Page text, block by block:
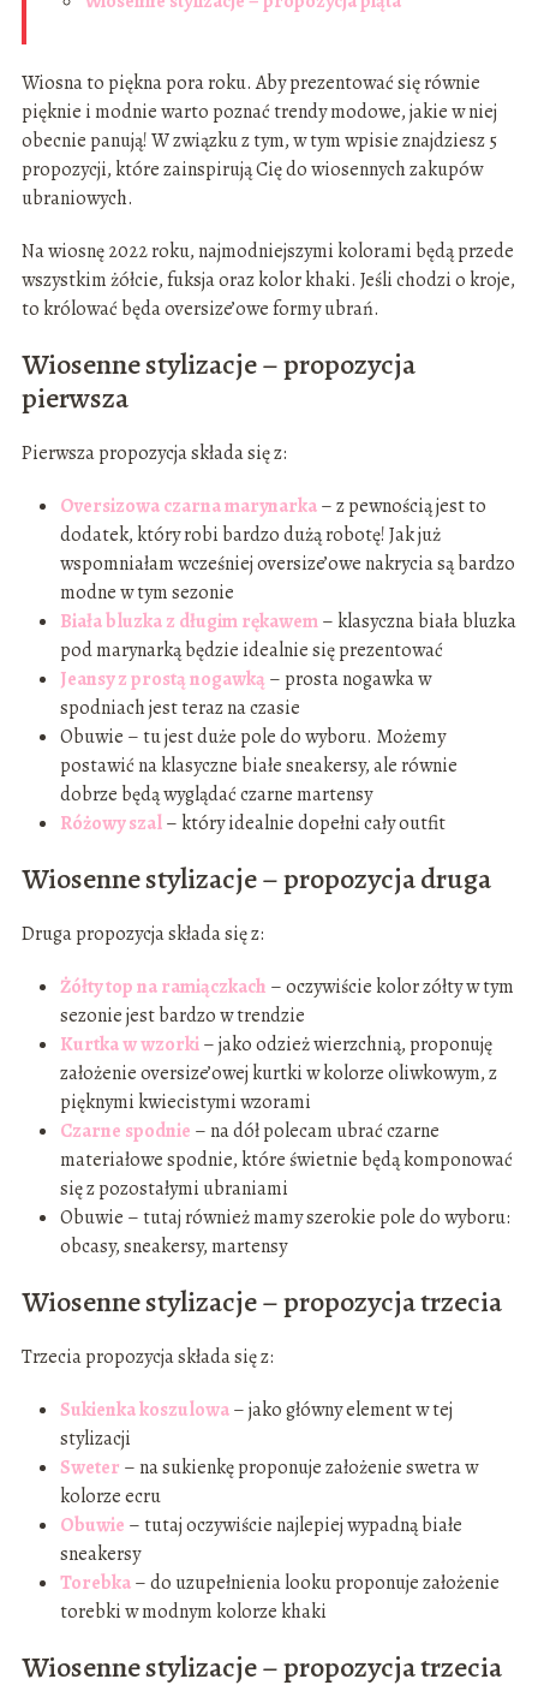
Wiosna to piękna pora roku. Aby prezentować się równie
pięknie i modnie warto poznać trendy modowe, jakie w niej
obecnie panują! W związku z tym, w tym wpisie znajdziesz 5
propozycji, które zainspirują Cię do wiosennych zakupów
ubraniowych.
Na wiosnę 2022 roku, najmodniejszymi kolorami będą przede
wszystkim żółcie, fuksja oraz kolor khaki. Jeśli chodzi o kroje,
to królować będa oversize’owe formy ubrań.
Wiosenne stylizacje – propozycja
pierwsza
Pierwsza propozycja składa się z:
Oversizowa czarna marynarka– z pewnością jest to
dodatek, który robi bardzo dużą robotę! Jak już
wspomniałam wcześniej oversize’owe nakrycia są bardzo
modne w tym sezonie
Biała bluzka z długim rękawem– klasyczna biała bluzka
pod marynarką będzie idealnie się prezentować
Jeansy z prostą nogawką– prosta nogawka w
spodniach jest teraz na czasie
Obuwie – tu jest duże pole do wyboru. Możemy
postawić na klasyczne białe sneakersy, ale równie
dobrze będą wyglądać czarne martensy
Różowy szal– który idealnie dopełni cały outfit
Wiosenne stylizacje – propozycja druga
Druga propozycja składa się z:
Żółty top na ramiączkach – oczywiście kolor zółty w tym
sezonie jest bardzo w trendzie
Kurtka w wzorki– jako odzież wierzchnią, proponuję
założenie oversize’owej kurtki w kolorze oliwkowym, z
pięknymi kwiecistymi wzorami
Czarne spodnie – na dół polecam ubrać czarne
materiałowe spodnie, które świetnie będą komponować
się z pozostałymi ubraniami
Obuwie – tutaj również mamy szerokie pole do wyboru:
obcasy, sneakersy, martensy
Wiosenne stylizacje – propozycja trzecia
Trzecia propozycja składa się z:
Sukienka koszulowa– jako główny element w tej
stylizacji
Sweter – na sukienkę proponuje założenie swetra w
kolorze ecru
Obuwie – tutaj oczywiście najlepiej wypadną białe
sneakersy
Torebka– do uzupełnienia looku proponuje założenie
torebki w modnym kolorze khaki
Wiosenne stylizacje – propozycja trzecia